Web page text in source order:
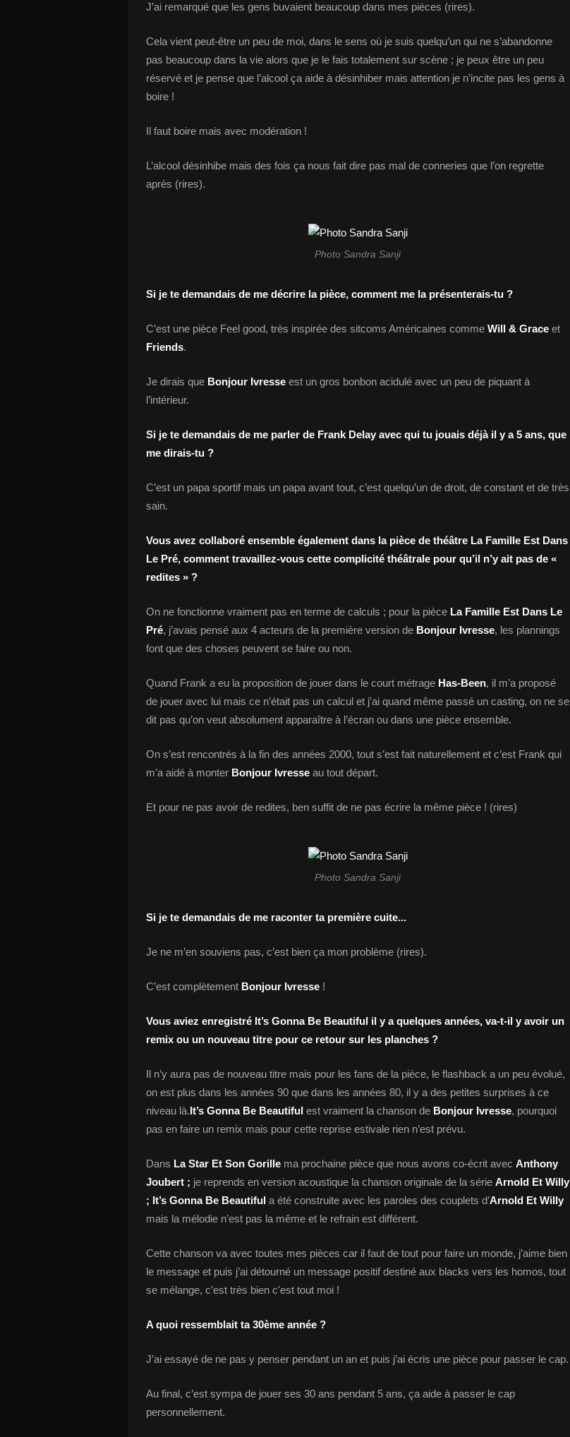
J’ai remarqué que les gens buvaient beaucoup dans mes pièces (rires).
Cela vient peut-être un peu de moi, dans le sens où je suis quelqu’un qui ne s’abandonne
pas beaucoup dans la vie alors que je le fais totalement sur scène ; je peux être un peu
réservé et je pense que l’alcool ça aide à désinhiber mais attention je n’incite pas les gens à
boire !
Il faut boire mais avec modération !
L’alcool désinhibe mais des fois ça nous fait dire pas mal de conneries que l’on regrette
après (rires).
Photo Sandra Sanji
Si je te demandais de me décrire la pièce, comment me la présenterais-tu ?
C’est une pièce Feel good, très inspirée des sitcoms Américaines comme Will & Grace et
Friends.
Je dirais que Bonjour Ivresse est un gros bonbon acidulé avec un peu de piquant à
l’intérieur.
Si je te demandais de me parler de Frank Delay avec qui tu jouais déjà il y a 5 ans, que
me dirais-tu ?
C’est un papa sportif mais un papa avant tout, c’est quelqu’un de droit, de constant et de très
sain.
Vous avez collaboré ensemble également dans la pièce de théâtre La Famille Est Dans
Le Pré, comment travaillez-vous cette complicité théâtrale pour qu’il n’y ait pas de «
redites » ?
On ne fonctionne vraiment pas en terme de calculs ; pour la pièce La Famille Est Dans Le
Pré, j’avais pensé aux 4 acteurs de la première version de Bonjour Ivresse, les plannings
font que des choses peuvent se faire ou non.
Quand Frank a eu la proposition de jouer dans le court métrage Has-Been, il m’a proposé
de jouer avec lui mais ce n’était pas un calcul et j'ai quand même passé un casting, on ne se
dit pas qu’on veut absolument apparaître à l’écran ou dans une pièce ensemble.
On s’est rencontrés à la fin des années 2000, tout s’est fait naturellement et c’est Frank qui
m’a aidé à monter Bonjour Ivresse au tout départ.
Et pour ne pas avoir de redites, ben suffit de ne pas écrire la même pièce ! (rires)
Photo Sandra Sanji
Si je te demandais de me raconter ta première cuite...
Je ne m’en souviens pas, c’est bien ça mon problème (rires).
C’est complètement Bonjour Ivresse !
Vous aviez enregistré It’s Gonna Be Beautiful il y a quelques années, va-t-il y avoir un
remix ou un nouveau titre pour ce retour sur les planches ?
Il n’y aura pas de nouveau titre mais pour les fans de la pièce, le flashback a un peu évolué,
on est plus dans les années 90 que dans les années 80, il y a des petites surprises à ce
niveau là.It’s Gonna Be Beautiful est vraiment la chanson de Bonjour Ivresse, pourquoi
pas en faire un remix mais pour cette reprise estivale rien n’est prévu.
Dans La Star Et Son Gorille ma prochaine pièce que nous avons co-écrit avec Anthony
Joubert ; je reprends en version acoustique la chanson originale de la série Arnold Et Willy
; It’s Gonna Be Beautiful a été construite avec les paroles des couplets d’Arnold Et Willy
mais la mélodie n’est pas la même et le refrain est différent.
Cette chanson va avec toutes mes pièces car il faut de tout pour faire un monde, j’aime bien
le message et puis j’ai détourné un message positif destiné aux blacks vers les homos, tout
se mélange, c’est très bien c'est tout moi !
A quoi ressemblait ta 30ème année ?
J’ai essayé de ne pas y penser pendant un an et puis j’ai écris une pièce pour passer le cap.
Au final, c’est sympa de jouer ses 30 ans pendant 5 ans, ça aide à passer le cap
personnellement.